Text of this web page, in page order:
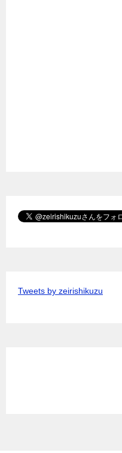
Tweets by zeirishikuzu